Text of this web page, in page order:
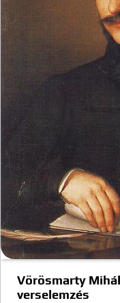
Vörösmarty
verselemzés